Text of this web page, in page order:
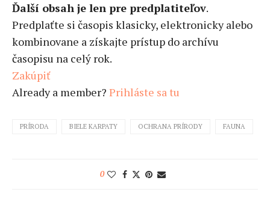
Ďalší obsah je len pre predplatiteľov.
Predplaťte si časopis klasicky, elektronicky alebo
kombinovane a získajte prístup do archívu
časopisu na celý rok.
Zakúpiť
Already a member? Prihláste sa tu
PRÍRODA BIELE KARPATY OCHRANA PRÍRODY FAUNA
0